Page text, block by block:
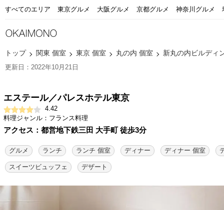
すべてのエリア 東京グルメ 大阪グルメ 京都グルメ 神奈川グルメ
トップ 関東 個室 東京 個室 丸の内 個室 新丸の内ビルディ
更新日：2022年10月21日
エステール／パレスホテル東京
4.42
料理ジャンル：フランス料理
アクセス：都営地下鉄三田 大手町 徒歩3分
グルメ ランチ ランチ 個室 ディナー ディナー 個室
スイーツビュッフェ デザート